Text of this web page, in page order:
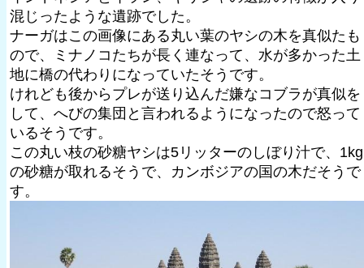
混じったような遺跡でした。
ナーガはこの画像にある丸い葉のヤシの木を真似たも
ので、ミナノコたちが長く連なって、水が多かった土
地に橋の代わりになっていたそうです。
けれども後からプレが送り込んだ嫌なコブラが真似を
して、へびの集団と言われるようになったので怒って
いるそうです。
この丸い枝の砂糖ヤシは5リッターのしぼり汁で、1kg
の砂糖が取れるそうで、カンボジアの国の木だそうで
す。